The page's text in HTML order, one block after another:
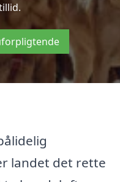
landet det rette